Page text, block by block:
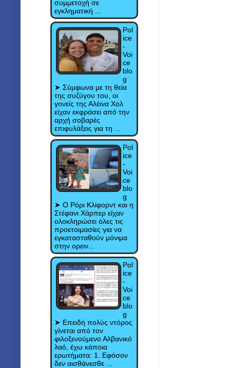
συμμετοχή σε
εγκληματική ...
Pol
ice
-
Voi
ce
blo
g
➤ Σύμφωνα με τη θεία
της συζύγου του, οι
γονείς της Αλέινα Χολ
είχαν εκφράσει από την
αρχή σοβαρές
επιφυλάξεις για τη ...
Pol
ice
-
Voi
ce
blo
g
➤ Ο Ρόρι Κλίφορντ και η
Στέφανι Χάρπερ είχαν
ολοκληρώσει όλες τις
προετοιμασίες για να
εγκατασταθούν μόνιμα
στην ορειν...
Pol
ice
-
Voi
ce
blo
g
➤ Επειδή πολύς ντόρος
γίνεται από τον
φιλοξενούμενο Αλβανικό
λαό, έχω κάποια
ερωτήματα: 1. Εφόσον
δεν αισθάνεσθε ...